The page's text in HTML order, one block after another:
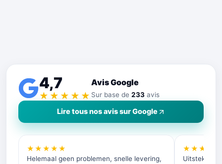
4,7
★★★★★
Avis Google
Sur base de 233 avis
Lire tous nos avis sur Google
★★★★★
Helemaal geen problemen, snelle levering,
★★★★★